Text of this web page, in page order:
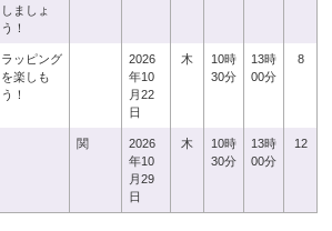
しましょ
う！
ラッピング
を楽しも
う！
2026
年10
月22
日
木
10時
30分
13時
00分
8
関
2026
年10
月29
日
木
10時
30分
13時
00分
12